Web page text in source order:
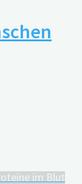
und
im Blut